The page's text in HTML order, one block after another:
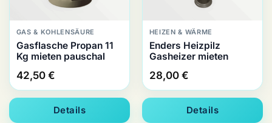
GAS & KOHLENSÄURE
Gasflasche Propan 11
Kg mieten pauschal
42,50 €
Details
HEIZEN & WÄRME
Enders Heizpilz
Gasheizer mieten
28,00 €
Details